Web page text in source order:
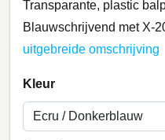
Transparante, plastic
Blauwschrijvend met X-
uitgebreide omschrijving
Kleur